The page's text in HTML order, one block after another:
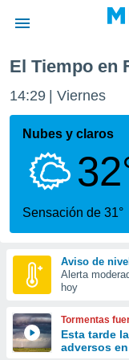
de
por
que se
calidad.
a este
las
y
forma
digital
basada
El Tiempo en
14:29 Viernes
Nubes y claros
Sensación de 31°
Aviso de
Alerta
hoy
Tormentas
Esta tarde
adversos